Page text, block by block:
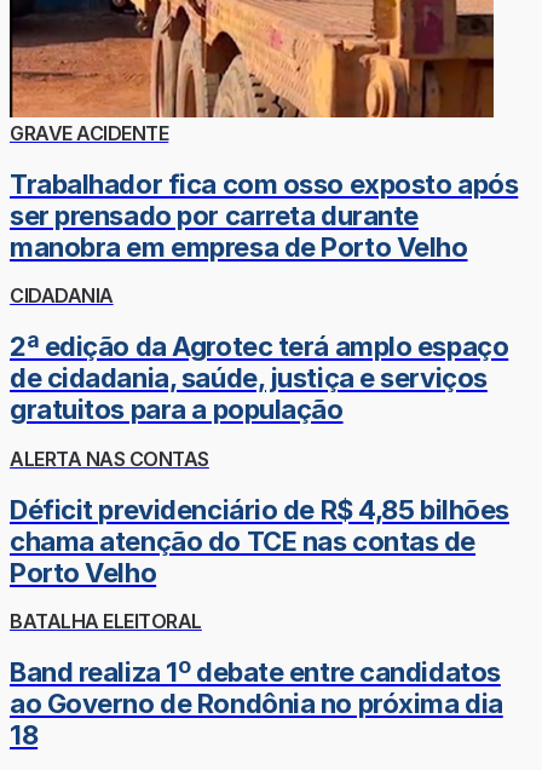
GRAVE ACIDENTE
Trabalhador fica com osso exposto após
ser prensado por carreta durante
manobra em empresa de Porto Velho
CIDADANIA
2ª edição da Agrotec terá amplo espaço
de cidadania, saúde, justiça e serviços
gratuitos para a população
ALERTA NAS CONTAS
Déficit previdenciário de R$ 4,85 bilhões
chama atenção do TCE nas contas de
Porto Velho
BATALHA ELEITORAL
Band realiza 1º debate entre candidatos
ao Governo de Rondônia no próxima dia
18